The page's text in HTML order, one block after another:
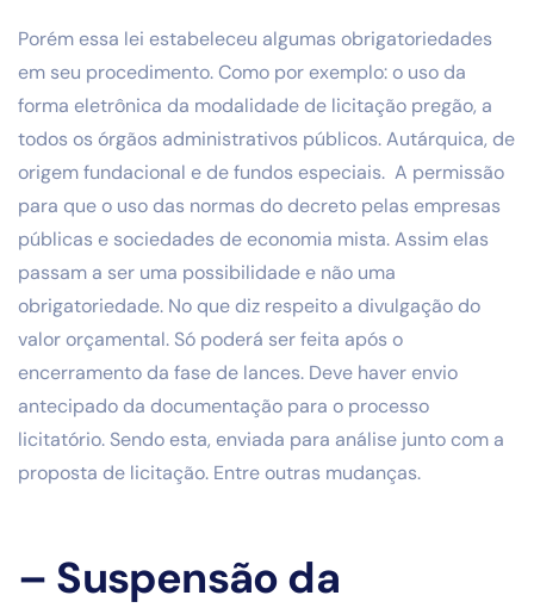
Porém essa lei estabeleceu algumas obrigatoriedades
em seu procedimento. Como por exemplo: o uso da
forma eletrônica da modalidade de licitação pregão, a
todos os órgãos administrativos públicos. Autárquica, de
origem fundacional e de fundos especiais. A permissão
para que o uso das normas do decreto pelas empresas
públicas e sociedades de economia mista. Assim elas
passam a ser uma possibilidade e não uma
obrigatoriedade. No que diz respeito a divulgação do
valor orçamental. Só poderá ser feita após o
encerramento da fase de lances. Deve haver envio
antecipado da documentação para o processo
licitatório. Sendo esta, enviada para análise junto com a
proposta de licitação. Entre outras mudanças.
– Suspensão da